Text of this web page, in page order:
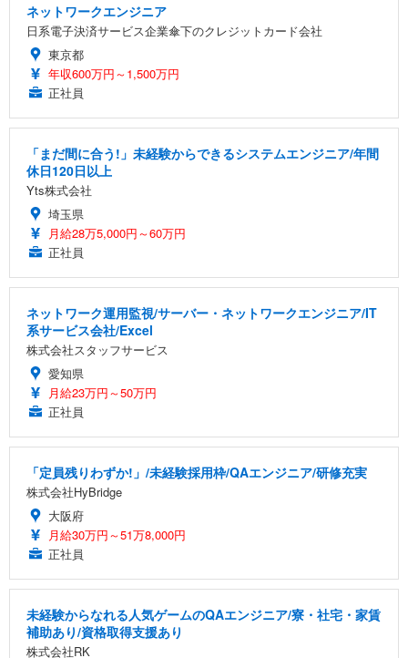
ネットワークエンジニア
日系電子決済サービス企業傘下のクレジットカード会社
東京都
年収600万円～1,500万円
正社員
「まだ間に合う!」未経験からできるシステムエンジニア/年間
休日120日以上
Yts株式会社
埼玉県
月給28万5,000円～60万円
正社員
ネットワーク運用監視/サーバー・ネットワークエンジニア/IT
系サービス会社/Excel
株式会社スタッフサービス
愛知県
月給23万円～50万円
正社員
「定員残りわずか!」/未経験採用枠/QAエンジニア/研修充実
株式会社HyBridge
大阪府
月給30万円～51万8,000円
正社員
未経験からなれる人気ゲームのQAエンジニア/寮・社宅・家賃
補助あり/資格取得支援あり
株式会社RK